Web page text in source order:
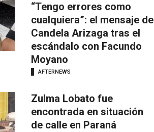
“Tengo errores como
cualquiera”: el mensaje de
Candela Arizaga tras el
escándalo con Facundo
Moyano
AFTERNEWS
Zulma Lobato fue
encontrada en situación
de calle en Paraná